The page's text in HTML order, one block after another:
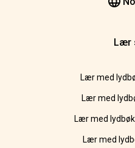
Lær
Lær med
Lær med
Lær med
Lær med